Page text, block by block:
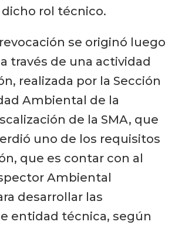
rol técnico.
se originó luego
través de una actividad
realizada por la Sección
Ambiental de la
de la SMA, que
uno de los requisitos
que es contar con al
Ambiental
desarrollar las
entidad técnica, según